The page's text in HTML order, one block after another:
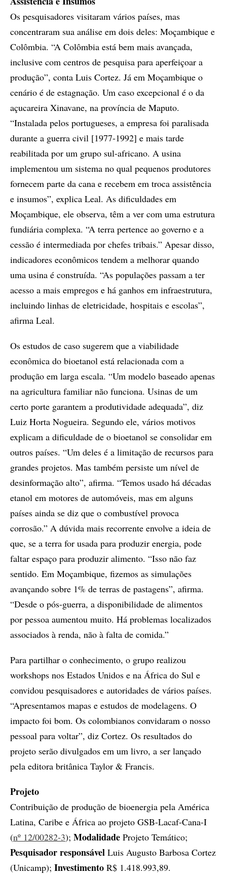
Os pesquisadores visitaram vários países, mas
concentraram sua análise em dois deles: Moçambique e
Colômbia. “A Colômbia está bem mais avançada,
inclusive com centros de pesquisa para aperfeiçoar a
produção”, conta Luis Cortez. Já em Moçambique o
cenário é de estagnação. Um caso excepcional é o da
açucareira Xinavane, na província de Maputo.
“Instalada pelos portugueses, a empresa foi paralisada
durante a guerra civil [1977-1992] e mais tarde
reabilitada por um grupo sul-africano. A usina
implementou um sistema no qual pequenos produtores
fornecem parte da cana e recebem em troca assistência
e insumos”, explica Leal. As dificuldades em
Moçambique, ele observa, têm a ver com uma estrutura
fundiária complexa. “A terra pertence ao governo e a
cessão é intermediada por chefes tribais.” Apesar disso,
indicadores econômicos tendem a melhorar quando
uma usina é construída. “As populações passam a ter
acesso a mais empregos e há ganhos em infraestrutura,
incluindo linhas de eletricidade, hospitais e escolas”,
afirma Leal.
Os estudos de caso sugerem que a viabilidade
econômica do bioetanol está relacionada com a
produção em larga escala. “Um modelo baseado apenas
na agricultura familiar não funciona. Usinas de um
certo porte garantem a produtividade adequada”, diz
Luiz Horta Nogueira. Segundo ele, vários motivos
explicam a dificuldade de o bioetanol se consolidar em
outros países. “Um deles é a limitação de recursos para
grandes projetos. Mas também persiste um nível de
desinformação alto”, afirma. “Temos usado há décadas
etanol em motores de automóveis, mas em alguns
países ainda se diz que o combustível provoca
corrosão.” A dúvida mais recorrente envolve a ideia de
que, se a terra for usada para produzir energia, pode
faltar espaço para produzir alimento. “Isso não faz
sentido. Em Moçambique, fizemos as simulações
avançando sobre 1% de terras de pastagens”, afirma.
“Desde o pós-guerra, a disponibilidade de alimentos
por pessoa aumentou muito. Há problemas localizados
associados à renda, não à falta de comida.”
Para partilhar o conhecimento, o grupo realizou
workshops nos Estados Unidos e na África do Sul e
convidou pesquisadores e autoridades de vários países.
“Apresentamos mapas e estudos de modelagens. O
impacto foi bom. Os colombianos convidaram o nosso
pessoal para voltar”, diz Cortez. Os resultados do
projeto serão divulgados em um livro, a ser lançado
pela editora britânica Taylor & Francis.
Projeto
Contribuição de produção de bioenergia pela América
Latina, Caribe e África ao projeto GSB-Lacaf-Cana-I
(nº 12/00282-3); Modalidade Projeto Temático;
Pesquisador responsável Luis Augusto Barbosa Cortez
(Unicamp); Investimento R$ 1.418.993,89.